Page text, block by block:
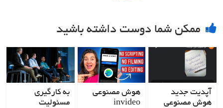
ممکن شما دوست داشته باشید
آپدیت جدید
هوش مصنوعی
هوش مصنوعی
invideo
به کارگیری
مسئولیت